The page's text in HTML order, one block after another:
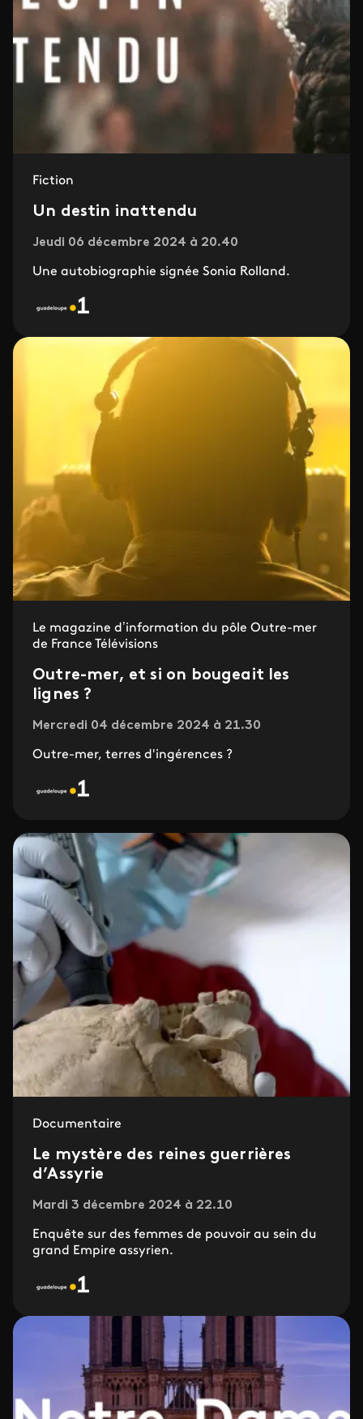
Fiction
Un destin inattendu
Jeudi 06 décembre 2024 à 20.40
Une autobiographie signée Sonia Rolland.
Le magazine d’information du pôle Outre-mer
de France Télévisions
Outre-mer, et si on bougeait les
lignes ?
Mercredi 04 décembre 2024 à 21.30
Outre-mer, terres d'ingérences ?
Documentaire
Le mystère des reines guerrières
d’Assyrie
Mardi 3 décembre 2024 à 22.10
Enquête sur des femmes de pouvoir au sein du
grand Empire assyrien.